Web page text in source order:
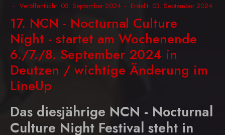
Veröffentlicht: 03. September 2024
Erstellt: 03. September 2024
17. NCN - Nocturnal Culture
Night - startet am Wochenende
6./7./8. September 2024 in
Deutzen / wichtige Änderung im
LineUp
Das diesjährige NCN - Nocturnal
Culture Night Festival steht in